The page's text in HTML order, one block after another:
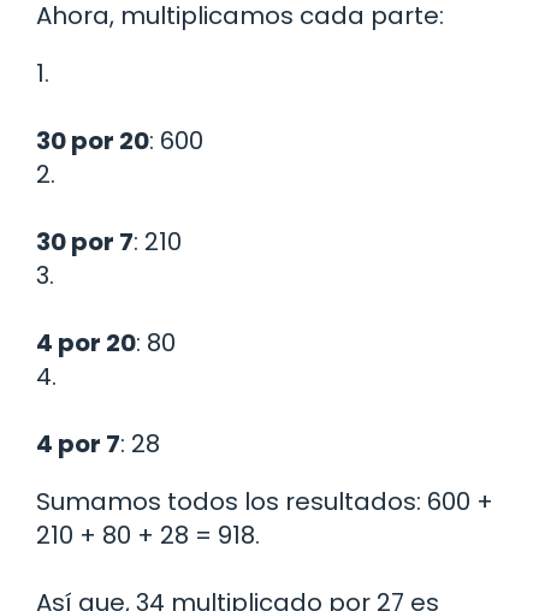
Ahora, multiplicamos cada parte:
1.
30 por 20: 600
2.
30 por 7: 210
3.
4 por 20: 80
4.
4 por 7: 28
Sumamos todos los resultados: 600 +
210 + 80 + 28 = 918.
Así que, 34 multiplicado por 27 es